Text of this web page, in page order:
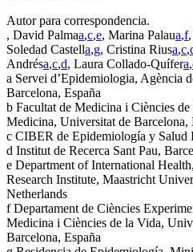
Autor para correspondencia.
, David Palmaa,c,e, Marina Palaua,f
Soledad Castella,g, Cristina Riusa,c,
Andrésa,c,d, Laura Collado-Quífera,
a Servei d’Epidemiologia, Agència
Barcelona, España
b Facultat de Medicina i Ciències
Medicina, Universitat de Barcelona,
c CIBER de Epidemiología y Salud
d Institut de Recerca Sant Pau,
e Department of International
Research Institute, Maastricht
Netherlands
fDepartament de Ciències
Medicina i Ciències de la Vida,
Barcelona, España